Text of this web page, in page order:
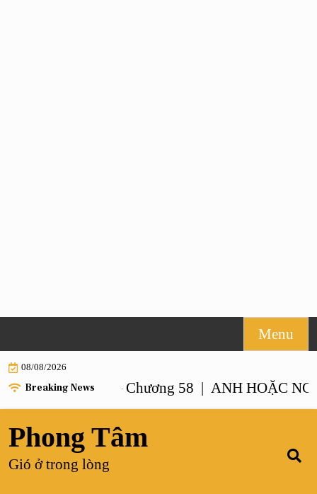
to
content
Menu
08/08/2026
Breaking News
NHƯ ANH – Chương 58 |ANH HOẶC NGƯỜI
Phong Tâm
Gió ở trong lòng